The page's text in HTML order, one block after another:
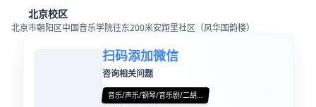
北京校区
北京市朝阳区中国音乐学院往东200米安翔里社区（风华国韵楼）
扫码添加微信
咨询相关问题
音乐/声乐/钢琴/音乐剧/二胡...